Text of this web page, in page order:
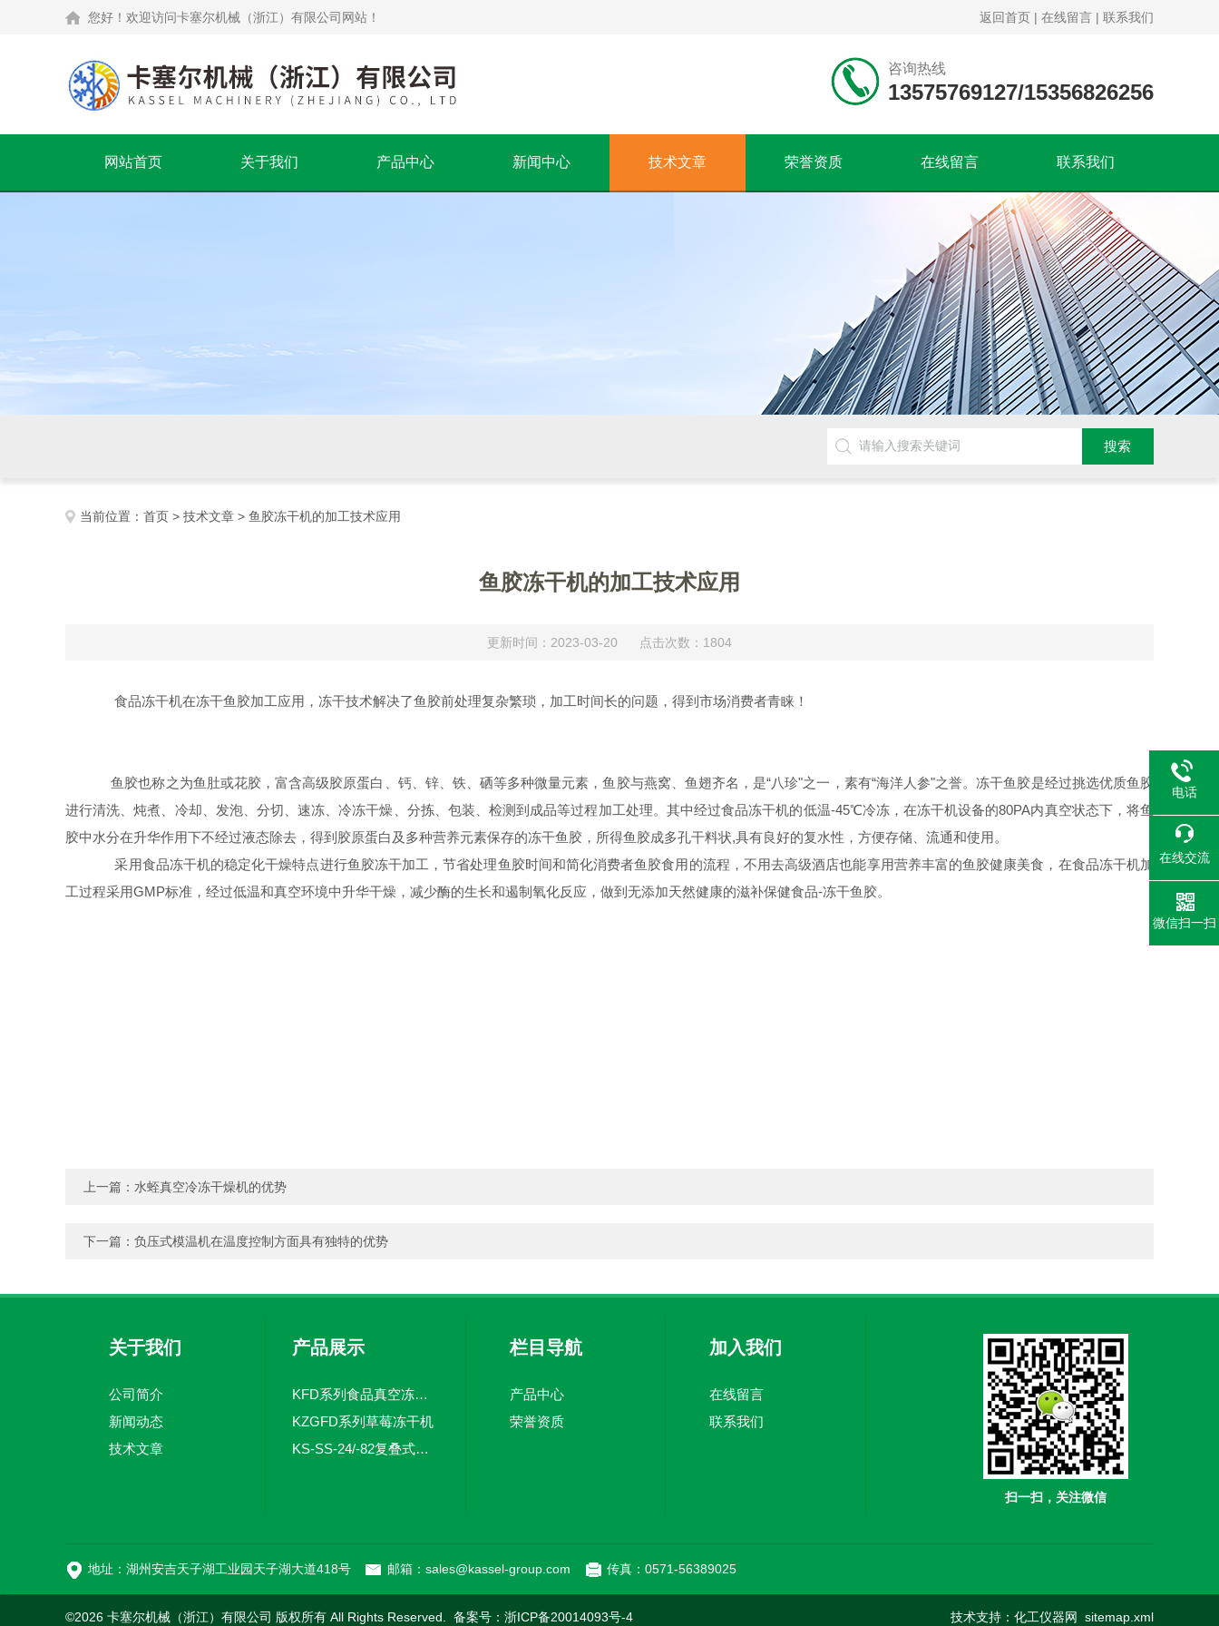
您好！欢迎访问卡塞尔机械（浙江）有限公司网站！ 返回首页 | 在线留言 | 联系我们
咨询热线
13575769127/15356826256
网站首页 关于我们 产品中心 新闻中心 技术文章 荣誉资质 在线留言 联系我们
当前位置： 首页 > 技术文章 > 鱼胶冻干机的加工技术应用
鱼胶冻干机的加工技术应用
更新时间：2023-03-20 点击次数：1804
食品冻干机在冻干鱼胶加工应用，冻干技术解决了鱼胶前处理复杂繁琐，加工时间长的问题，得到市场消费者青睐！
鱼胶也称之为鱼肚或花胶，富含高级胶原蛋白、钙、锌、铁、硒等多种微量元素，鱼胶与燕窝、鱼翅齐名，是“八珍"之一，素有“海洋人参"之誉。冻干鱼胶是经过挑选优质鱼胶
进行清洗、炖煮、冷却、发泡、分切、速冻、冷冻干燥、分拣、包装、检测到成品等过程加工处理。其中经过食品冻干机的低温-45℃冷冻，在冻干机设备的80PA内真空状态下，将鱼
胶中水分在升华作用下不经过液态除去，得到胶原蛋白及多种营养元素保存的冻干鱼胶，所得鱼胶成多孔干料状,具有良好的复水性，方便存储、流通和使用。
采用食品冻干机的稳定化干燥特点进行鱼胶冻干加工，节省处理鱼胶时间和简化消费者鱼胶食用的流程，不用去高级酒店也能享用营养丰富的鱼胶健康美食，在食品冻干机加
工过程采用GMP标准，经过低温和真空环境中升华干燥，减少酶的生长和遏制氧化反应，做到无添加天然健康的滋补保健食品-冻干鱼胶。
上一篇： 水蛭真空冷冻干燥机的优势
下一篇： 负压式模温机在温度控制方面具有独特的优势
关于我们
公司简介
新闻动态
技术文章
产品展示
KFD系列食品真空冻干机
KZGFD系列草莓冻干机
KS-SS-24/-82复叠式冷冻机
栏目导航
产品中心
荣誉资质
加入我们
在线留言
联系我们
扫一扫，关注微信
地址：湖州安吉天子湖工业园天子湖大道418号 邮箱：sales@kassel-group.com 传真：0571-56389025
©2026 卡塞尔机械（浙江）有限公司 版权所有 All Rights Reserved. 备案号： 浙ICP备20014093号-4 技术支持： 化工仪器网 sitemap.xml
电话
在线交流
微信扫一扫